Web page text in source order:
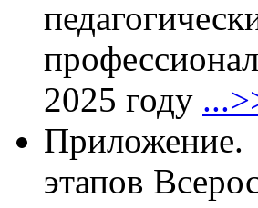
2025 году
этапов